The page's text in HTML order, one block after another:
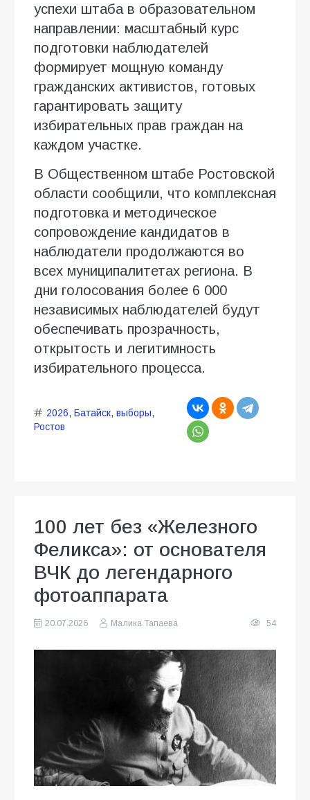
успехи штаба в образовательном
направлении: масштабный курс
подготовки наблюдателей
формирует мощную команду
гражданских активистов, готовых
гарантировать защиту
избирательных прав граждан на
каждом участке.
В Общественном штабе Ростовской
области сообщили, что комплексная
подготовка и методическое
сопровождение кандидатов в
наблюдатели продолжаются во
всех муниципалитетах региона. В
дни голосования более 6 000
независимых наблюдателей будут
обеспечивать прозрачность,
открытость и легитимность
избирательного процесса.
2026, Батайск, выборы,
Ростов
100 лет без «Железного
Феликса»: от основателя
ВЧК до легендарного
фотоаппарата
20.07.2026 Малика Тапаева 54